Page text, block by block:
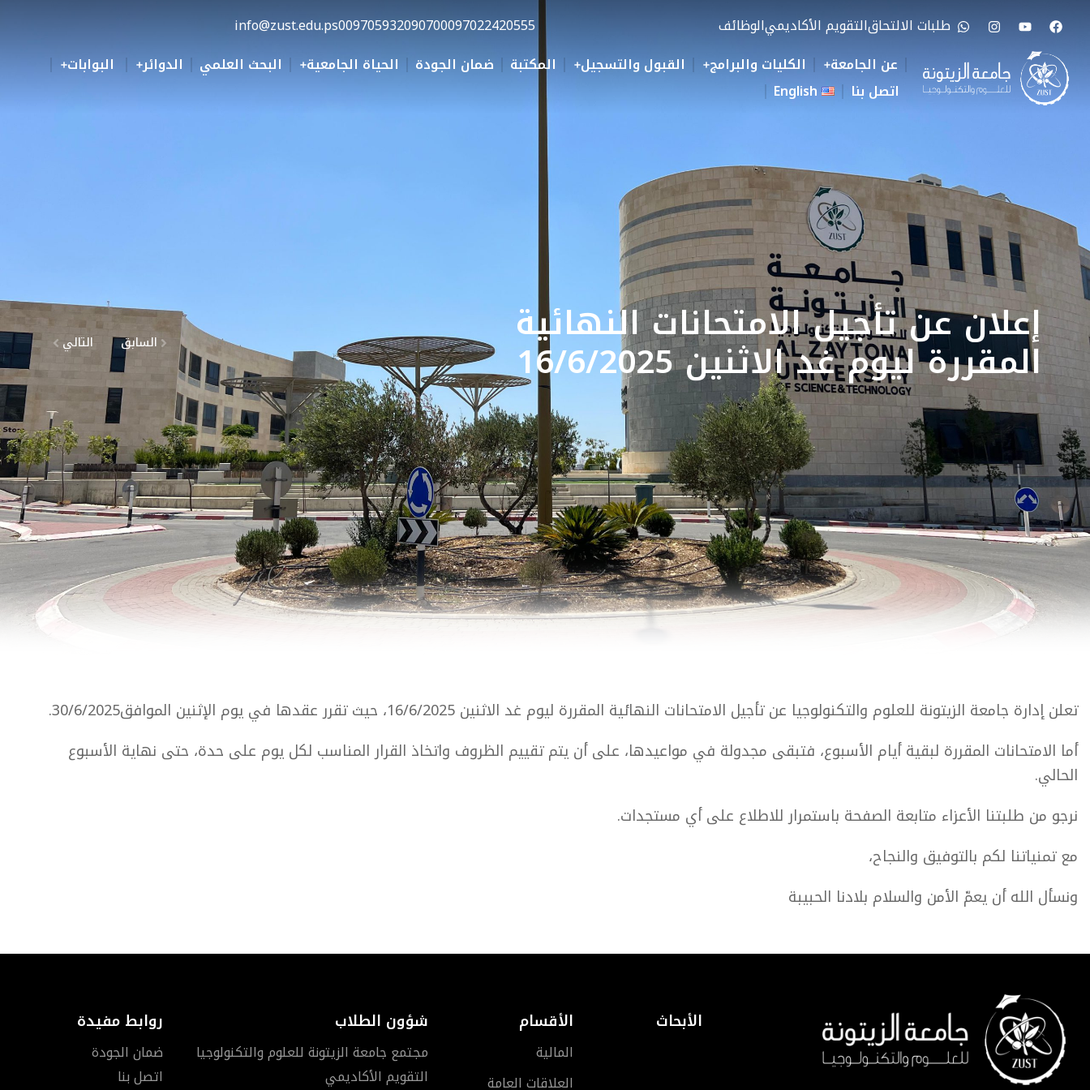
طلبات الالتحاقالتقويم الأكاديميالوظائف 0097022420555
00970593209070
info@zust.edu.ps
عن الجامعة
الكليات والبرامج القبول والتسجيل المكتبة ضمان الجودة الحياة الجامعية البحث العلمي الدوائر
البوابات
اتصل بنا
English
إعلان عن تأجيل الامتحانات النهائية
المقررة ليوم غد الاثنين 16/6/2025 السابق التالي
تعلن إدارة جامعة الزيتونة للعلوم والتكنولوجيا عن تأجيل الامتحانات النهائية المقررة ليوم غد الاثنين 16/6/2025، حيث تقرر عقدها في يوم الإثنين الموافق30/6/2025.
أما الامتحانات المقررة لبقية أيام الأسبوع، فتبقى مجدولة في مواعيدها، على أن يتم تقييم الظروف واتخاذ القرار المناسب لكل يوم على حدة، حتى نهاية الأسبوع
الحالي.
نرجو من طلبتنا الأعزاء متابعة الصفحة باستمرار للاطلاع على أي مستجدات.
مع تمنياتنا لكم بالتوفيق والنجاح،
ونسأل الله أن يعمّ الأمن والسلام بلادنا الحبيبة
الأبحاث الأقسام
المالية
العلاقات العامة
شؤون الطلاب
مجتمع جامعة الزيتونة للعلوم والتكنولوجيا
التقويم الأكاديمي
روابط مفيدة
ضمان الجودة
اتصل بنا